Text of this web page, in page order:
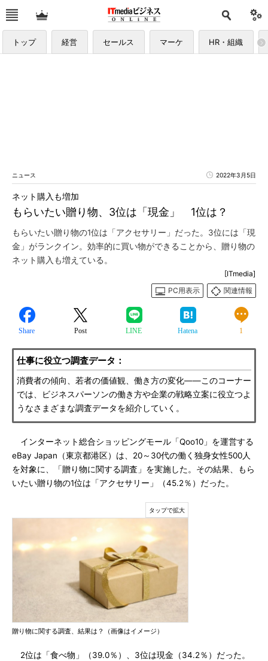
トップ 経営 セールス マーケ HR・組織
ニュース 2022年3月5日
もらいたい贈り物、3位は「現金」 1位は？
ネット購入も増加
もらいたい贈り物の1位は「アクセサリー」だった。3位には「現
金」がランクイン。効率的に買い物ができることから、贈り物の
ネット購入も増えている。
[ITmedia]
PC用表示
関連情報
Share Post LINE Hatena 1
仕事に役立つ調査データ：
消費者の傾向、若者の価値観、働き方の変化――このコーナー
では、ビジネスパーソンの働き方や企業の戦略立案に役立つよ
うなさまざまな調査データを紹介していく。
インターネット総合ショッピングモール「Qoo10」を運営する
eBay Japan（東京都港区）は、20～30代の働く独身女性500人
を対象に、「贈り物に関する調査」を実施した。その結果、もら
いたい贈り物の1位は「アクセサリー」（45.2％）だった。
贈り物に関する調査、結果は？（画像はイメージ）
2位は「食べ物」（39.0％）、3位は現金（34.2％）だった。